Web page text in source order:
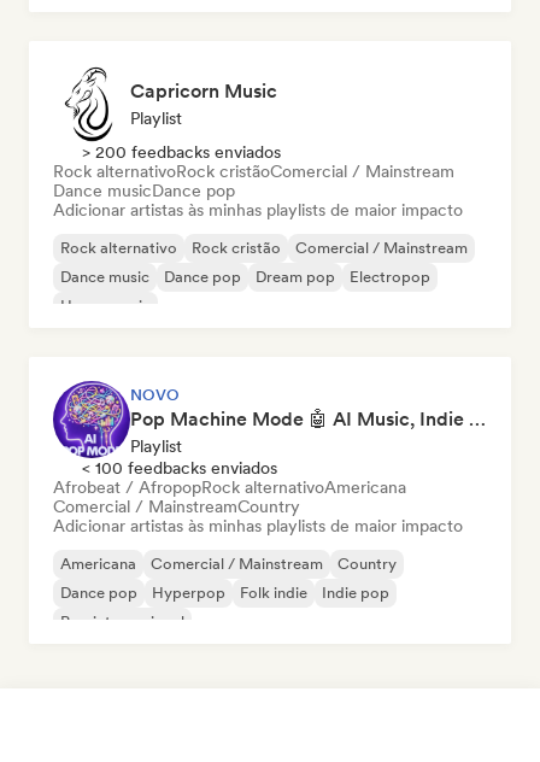
Capricorn Music
Playlist
> 200 feedbacks enviados
Rock alternativoRock cristãoComercial / Mainstream
Dance musicDance pop
Adicionar artistas às minhas playlists de maior impacto
Rock alternativo Rock cristão
Comercial / Mainstream
Dance music
Dance pop Dream pop
Electropop
House music
NOVO
Pop Machine Mode 🤖 AI Music, Indie Pop & Dream Pop
Playlist
< 100 feedbacks enviados
Afrobeat / AfropopRock alternativoAmericana
Comercial / MainstreamCountry
Adicionar artistas às minhas playlists de maior impacto
Americana Comercial / Mainstream
Country
Dance pop
Hyperpop Folk indie
Indie pop
Pop internacional